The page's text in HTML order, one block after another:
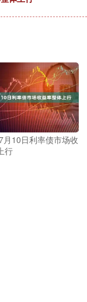
月10日利率债市场收
行